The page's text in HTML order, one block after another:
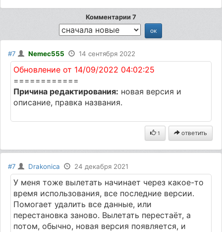
Комментарии 7
#7 Nemec555 14 сентября 2022
Обновление от 14/09/2022 04:02:25
============
Причина редактирования: новая версия и
описание, правка названия.
1 ответить
#7 Drakonica 24 декабря 2021
У меня тоже вылетать начинает через какое-то
время использования, все последние версии.
Помогает удалить все данные, или
перестановка заново. Вылетать перестаёт, а
потом, обычно, новая версия появляется, и